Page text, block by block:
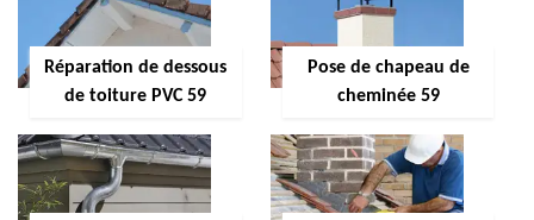
Réparation de dessous
de toiture PVC 59
Pose de chapeau de
cheminée 59